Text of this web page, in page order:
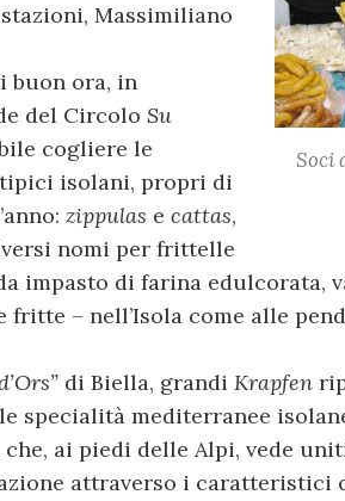
Soci
Massimiliano
buon ora, in
del Circolo Su
cogliere le
isolani, propri di
zippulas e cattas,
nomi per frittelle
impasto di farina edulcorata,
– nell’Isola come alle
di Biella, grandi Krapfen
specialità mediterranee
ai piedi delle Alpi, vede
attraverso i caratteristici